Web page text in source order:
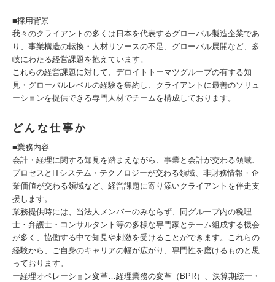
■採用背景
我々のクライアントの多くは日本を代表するグローバル製造企業であ
り、事業構造の転換・人材リソースの不足、グローバル展開など、多
岐にわたる経営課題を抱えています。
これらの経営課題に対して、デロイトトーマツグループの有する知
見・グローバルレベルの経験を集約し、クライアントに最善のソリュ
ーションを提供できる専門人材でチームを構成しております。
どんな仕事か
■業務内容
会計・経理に関する知見を踏まえながら、事業と会計が交わる領域、
プロセスとITシステム・テクノロジーが交わる領域、非財務情報・企
業価値が交わる領域など、経営課題に寄り添いクライアントを伴走支
援します。
業務提供時には、当法人メンバーのみならず、同グループ内の税理
士・弁護士・コンサルタント等の多様な専門家とチーム組成する機会
が多く、協働する中で知見や刺激を受けることができます。これらの
経験から、ご自身のキャリアの幅が広がり、専門性を磨けるものと思
っております。
ー経理オペレーション変革…経理業務の変革（BPR）、決算期統一・